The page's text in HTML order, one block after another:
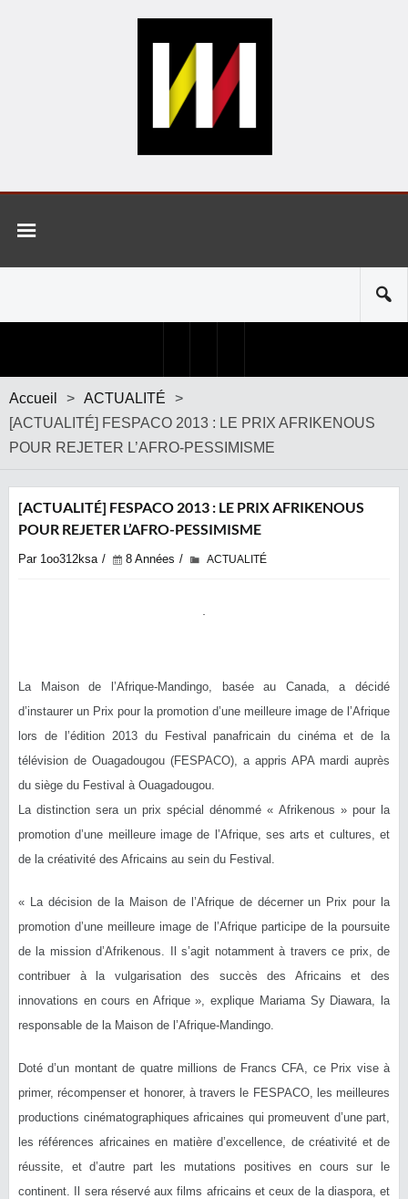
Accueil > ACTUALITÉ
>
[ACTUALITÉ] FESPACO 2013 : LE PRIX AFRIKENOUS
POUR REJETER L’AFRO-PESSIMISME
[ACTUALITÉ] FESPACO 2013 : LE PRIX AFRIKENOUS
POUR REJETER L’AFRO-PESSIMISME
Par 1oo312ksa 8 Années ACTUALITÉ
La Maison de l’Afrique-Mandingo, basée au Canada, a décidé
d’instaurer un Prix pour la promotion d’une meilleure image de l’Afrique
lors de l’édition 2013 du Festival panafricain du cinéma et de la
télévision de Ouagadougou (FESPACO), a appris APA mardi auprès
du siège du Festival à Ouagadougou.
La distinction sera un prix spécial dénommé « Afrikenous » pour la
promotion d’une meilleure image de l’Afrique, ses arts et cultures, et
de la créativité des Africains au sein du Festival.
« La décision de la Maison de l’Afrique de décerner un Prix pour la
promotion d’une meilleure image de l’Afrique participe de la poursuite
de la mission d’Afrikenous. Il s’agit notamment à travers ce prix, de
contribuer à la vulgarisation des succès des Africains et des
innovations en cours en Afrique », explique Mariama Sy Diawara, la
responsable de la Maison de l’Afrique-Mandingo.
Doté d’un montant de quatre millions de Francs CFA, ce Prix vise à
primer, récompenser et honorer, à travers le FESPACO, les meilleures
productions cinématographiques africaines qui promeuvent d’une part,
les références africaines en matière d’excellence, de créativité et de
réussite, et d’autre part les mutations positives en cours sur le
continent. Il sera réservé aux films africains et ceux de la diaspora, et